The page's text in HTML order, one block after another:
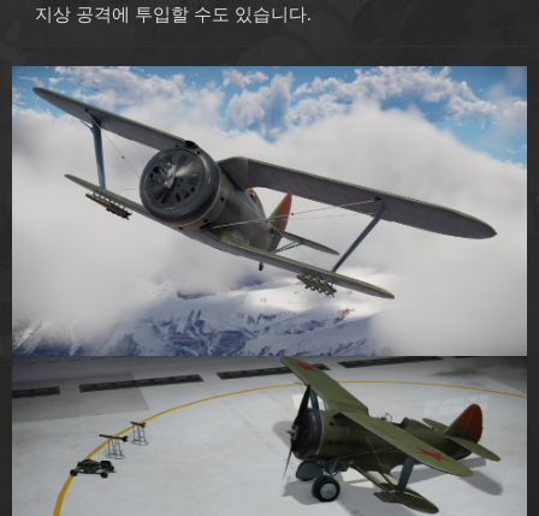
지상 공격에 투입할 수도 있습니다.